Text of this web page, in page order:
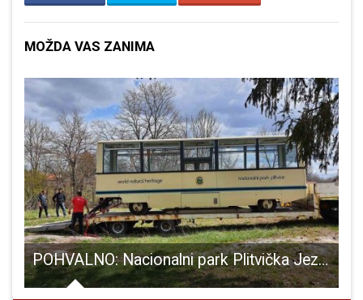
MOŽDA VAS ZANIMA
POHVALNO: Nacionalni park Plitvička Jezera Parku prirode Velebit donirao turistički vlak